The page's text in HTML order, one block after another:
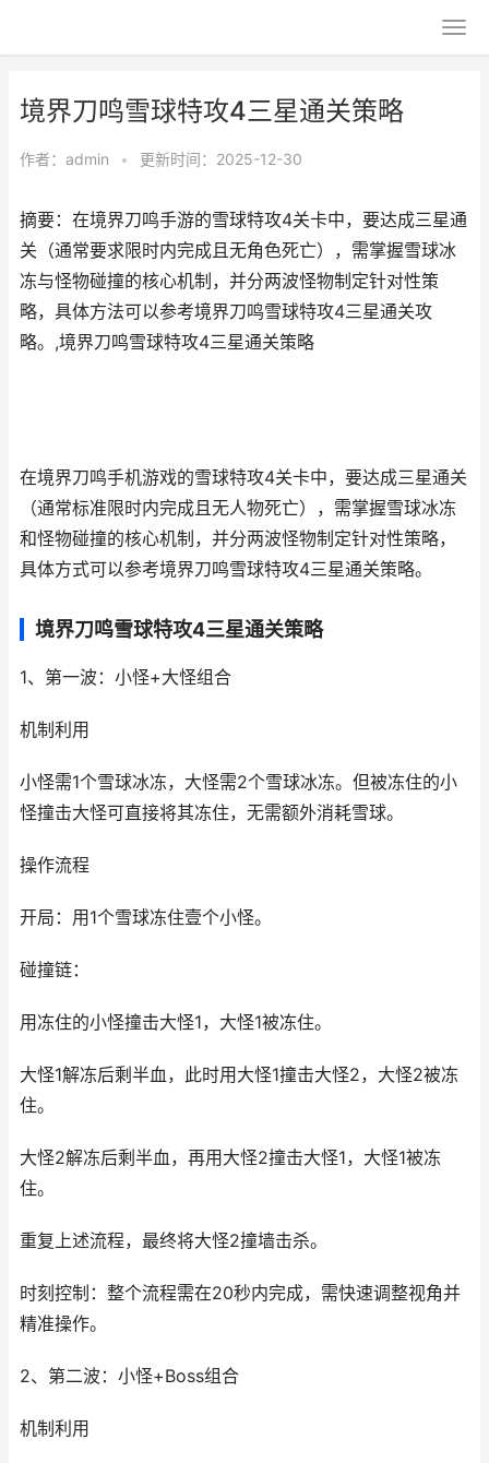
境界刀鸣雪球特攻4三星通关策略
作者： admin • 更新时间：2025-12-30
摘要：在境界刀鸣手游的雪球特攻4关卡中，要达成三星通
关（通常要求限时内完成且无角色死亡），需掌握雪球冰
冻与怪物碰撞的核心机制，并分两波怪物制定针对性策
略，具体方法可以参考境界刀鸣雪球特攻4三星通关攻
略。,境界刀鸣雪球特攻4三星通关策略
在境界刀鸣手机游戏的雪球特攻4关卡中，要达成三星通关
（通常标准限时内完成且无人物死亡），需掌握雪球冰冻
和怪物碰撞的核心机制，并分两波怪物制定针对性策略，
具体方式可以参考境界刀鸣雪球特攻4三星通关策略。
境界刀鸣雪球特攻4三星通关策略
1、第一波：小怪+大怪组合
机制利用
小怪需1个雪球冰冻，大怪需2个雪球冰冻。但被冻住的小
怪撞击大怪可直接将其冻住，无需额外消耗雪球。
操作流程
开局：用1个雪球冻住壹个小怪。
碰撞链：
用冻住的小怪撞击大怪1，大怪1被冻住。
大怪1解冻后剩半血，此时用大怪1撞击大怪2，大怪2被冻
住。
大怪2解冻后剩半血，再用大怪2撞击大怪1，大怪1被冻
住。
重复上述流程，最终将大怪2撞墙击杀。
时刻控制：整个流程需在20秒内完成，需快速调整视角并
精准操作。
2、第二波：小怪+Boss组合
机制利用